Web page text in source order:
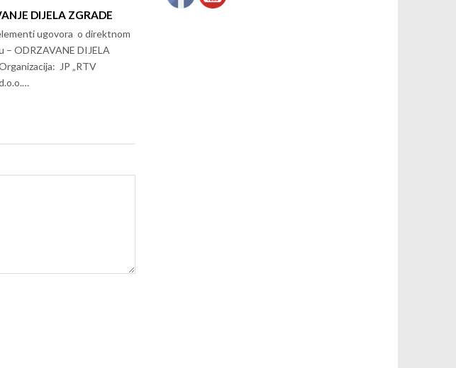
DIJELA ZGRADE
ugovora o direktnom
– ODRZAVANE DIJELA
JP „RTV